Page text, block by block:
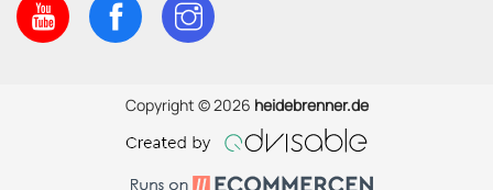
Copyright © 2026 heidebrenner.de